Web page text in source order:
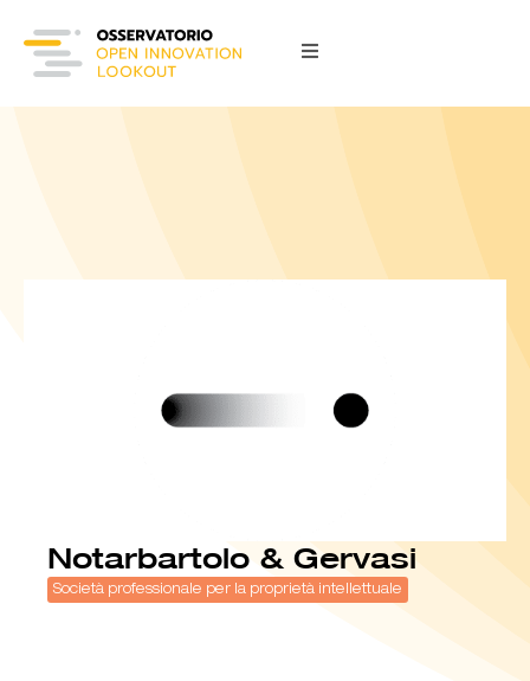
Notarbartolo & Gervasi
Società professionale per la proprietà intellettuale